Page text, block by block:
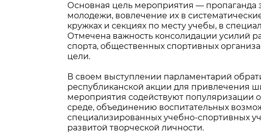
Основная цель мероприятия — пропаганда
молодежи, вовлечение их в
кружках и секциях по месту учебы, в
Отмечена важность консолидации усилий
спорта, общественных спортивных
цели.
В своем выступлении парламентарий
республиканской акции для привлечения
мероприятия содействуют популяризации
среде, объединению воспитательных
специализированных учебно-спортивных
развитой творческой личности.